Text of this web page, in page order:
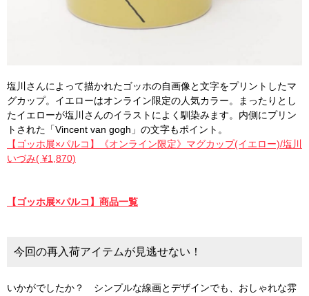
塩川さんによって描かれたゴッホの自画像と文字をプリントしたマ
グカップ。イエローはオンライン限定の人気カラー。まったりとし
たイエローが塩川さんのイラストによく馴染みます。内側にプリン
トされた「Vincent van gogh」の文字もポイント。
【ゴッホ展×パルコ】《オンライン限定》マグカップ(イエロー)/塩川
いづみ( ¥1,870)
【ゴッホ展×パルコ】商品一覧
今回の再入荷アイテムが見逃せない！
いかがでしたか？ シンプルな線画とデザインでも、おしゃれな雰